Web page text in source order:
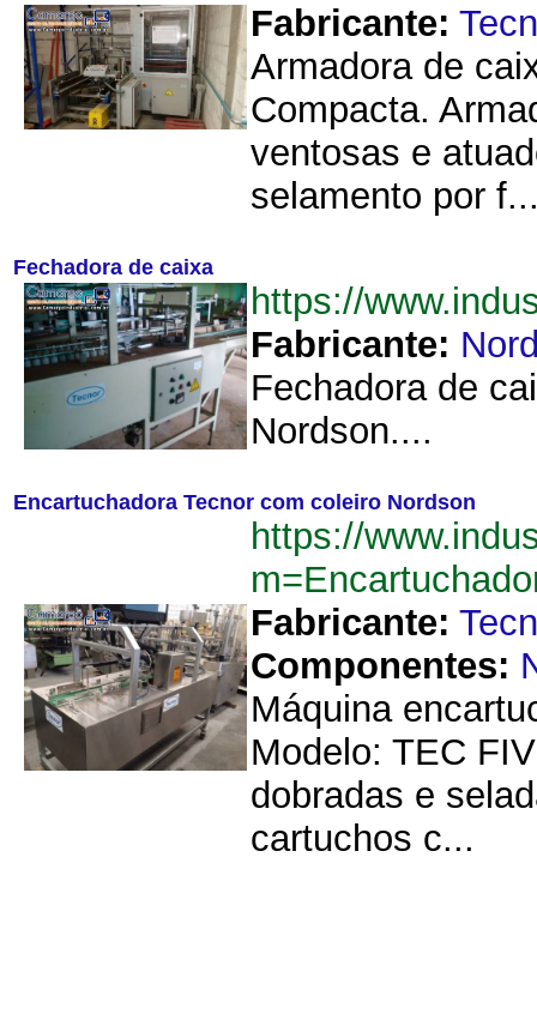
Fabricante:
Armadora de
Compacta.
ventosas e
selamento por
Fechadora de caixa
https://
Fabricante:
Fechadora de
Nordson....
Encartuchadora Tecnor com coleiro Nordson
https://
Fabricante:
Componentes:
Máquina
Modelo: TEC
dobradas e
cartuchos c...